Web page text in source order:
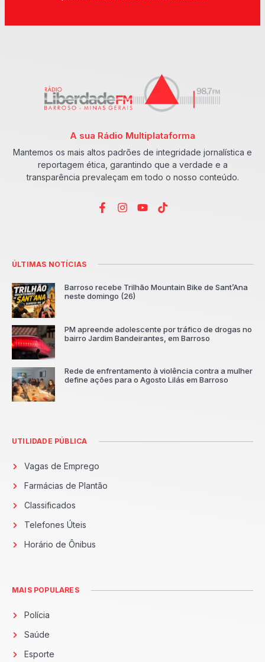
A sua Rádio Multiplataforma
Mantemos os mais altos padrões de integridade jornalística e
reportagem ética, garantindo que a verdade e a
transparência prevaleçam em todo o nosso conteúdo.
ÚLTIMAS NOTÍCIAS
Barroso recebe Trilhão Mountain Bike de Sant’Ana
neste domingo (26)
PM apreende adolescente por tráfico de drogas no
bairro Jardim Bandeirantes, em Barroso
Rede de enfrentamento à violência contra a mulher
define ações para o Agosto Lilás em Barroso
UTILIDADE PÚBLICA
Vagas de Emprego
Farmácias de Plantão
Classificados
Telefones Úteis
Horário de Ônibus
MAIS POPULARES
Polícia
Saúde
Esporte